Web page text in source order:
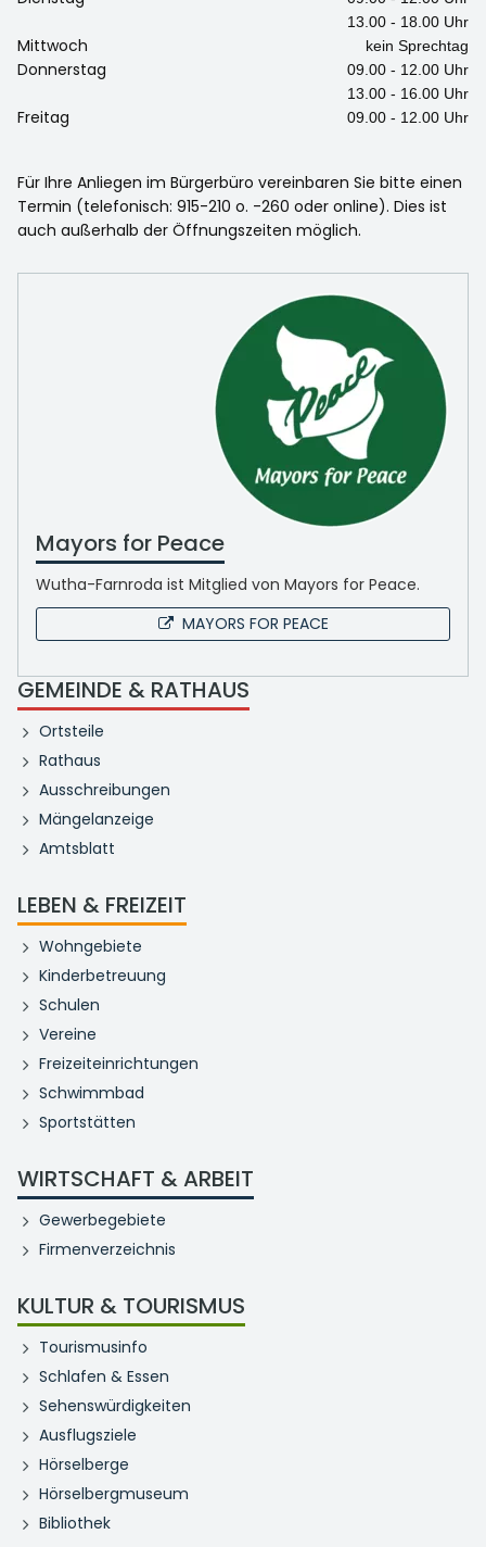
13.00 - 18.00 Uhr
Mittwoch kein Sprechtag
Donnerstag
09.00 - 12.00 Uhr
13.00 - 16.00 Uhr
Freitag 09.00 - 12.00 Uhr
Für Ihre Anliegen im Bürgerbüro vereinbaren Sie bitte einen
Termin (telefonisch: 915-210 o. -260 oder online). Dies ist
auch außerhalb der Öffnungszeiten möglich.
Mayors for Peace
Wutha-Farnroda ist Mitglied von Mayors for Peace.
MAYORS FOR PEACE
GEMEINDE & RATHAUS
Ortsteile
Rathaus
Ausschreibungen
Mängelanzeige
Amtsblatt
LEBEN & FREIZEIT
Wohngebiete
Kinderbetreuung
Schulen
Vereine
Freizeiteinrichtungen
Schwimmbad
Sportstätten
WIRTSCHAFT & ARBEIT
Gewerbegebiete
Firmenverzeichnis
KULTUR & TOURISMUS
Tourismusinfo
Schlafen & Essen
Sehenswürdigkeiten
Ausflugsziele
Hörselberge
Hörselbergmuseum
Bibliothek